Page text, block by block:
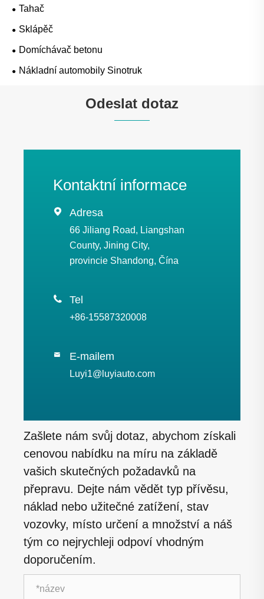
Tahač
Sklápěč
Domíchávač betonu
Nákladní automobily Sinotruk
Odeslat dotaz
Kontaktní informace
 Adresa
66 Jiliang Road, Liangshan
County, Jining City,
provincie Shandong, Čína
 Tel
+86-15587320008
 E-mailem
Luyi1@luyiauto.com
Zašlete nám svůj dotaz, abychom získali
cenovou nabídku na míru na základě
vašich skutečných požadavků na
přepravu. Dejte nám vědět typ přívěsu,
náklad nebo užitečné zatížení, stav
vozovky, místo určení a množství a náš
tým co nejrychleji odpoví vhodným
doporučením.